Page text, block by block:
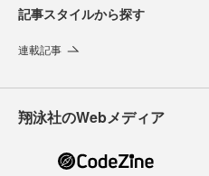
記事スタイルから探す
連載記事
翔泳社のWebメディア